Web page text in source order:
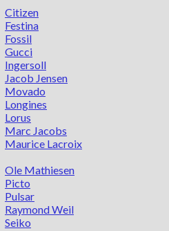
Citizen
Festina
Fossil
Gucci
Ingersoll
Jacob Jensen
Movado
Longines
Lorus
Marc Jacobs
Maurice Lacroix
Ole Mathiesen
Picto
Pulsar
Raymond Weil
Seiko